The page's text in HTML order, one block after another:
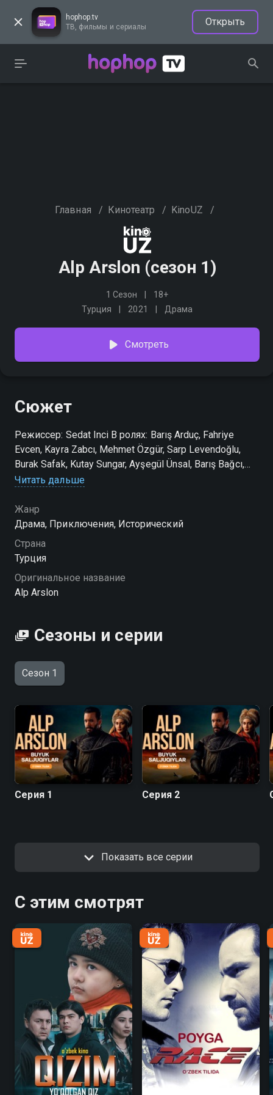
hophop.tv
ТВ, фильмы и сериалы
Открыть
Главная / Кинотеатр / KinoUZ /
Alp Arslon (сезон 1)
1 Сезон
18+
Турция
2021 Драма
Смотреть
Сюжет
Режиссер: Sedat Inci В ролях: Barış Arduç, Fahriye
Evcen, Kayra Zabcı, Mehmet Özgür, Sarp Levendoğlu,
Burak Safak, Kutay Sungar, Ayşegül Ünsal, Barış Bağcı,
Gizem Karaca
Посмотреть онлайн 1 сезон сериала Alp Arslon вы
можете совершенно бесплатно в хорошем HD
качестве на hophop.tv
Читать дальше
Жанр
Драма, Приключения, Исторический
Страна
Турция
Оригинальное название
Alp Arslon
Сезоны и серии
Сезон 1
Серия 1 Серия 2
Показать все серии
С этим смотрят